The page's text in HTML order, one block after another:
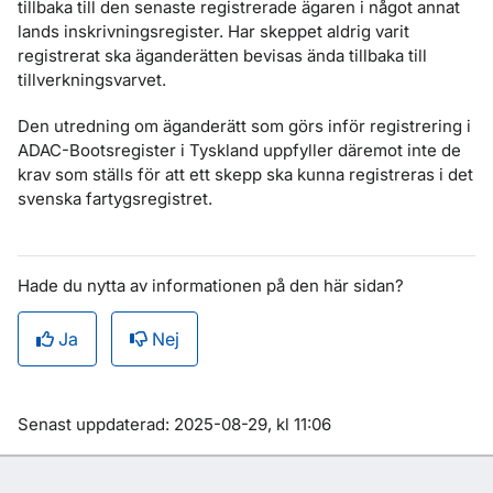
tillbaka till den senaste registrerade ägaren i något annat
lands inskrivningsregister. Har skeppet aldrig varit
registrerat ska äganderätten bevisas ända tillbaka till
tillverkningsvarvet.
Den utredning om äganderätt som görs inför registrering i
ADAC-Bootsregister i Tyskland uppfyller däremot inte de
krav som ställs för att ett skepp ska kunna registreras i det
svenska fartygsregistret.
Hade du nytta av informationen på den här sidan?
Ja Nej
Om sidan
Senast uppdaterad: 2025-08-29, kl 11:06